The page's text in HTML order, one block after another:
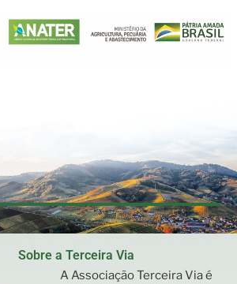
Sobre a Terceira Via
A Associação Terceira Via é